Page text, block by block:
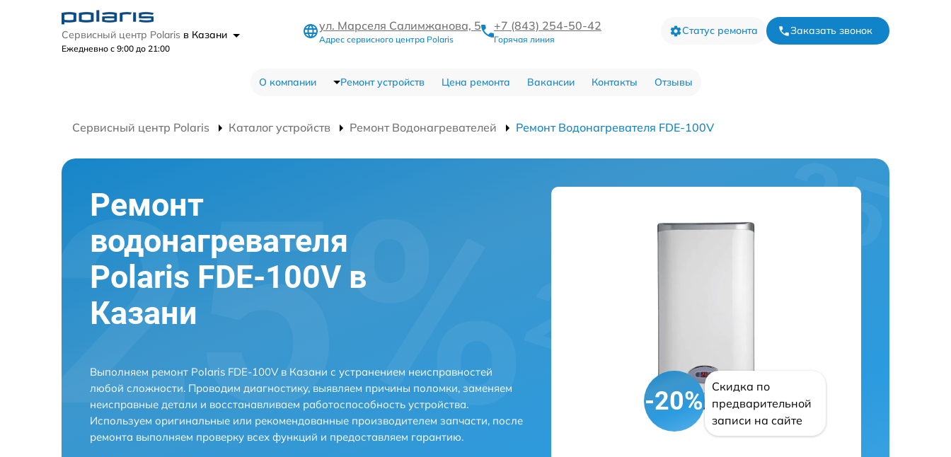
Сервисный центр Polaris в Казани
Ежедневно с 9:00 до 21:00
ул. Марселя Салимжанова, 5
Адрес сервисного центра Polaris
+7 (843) 254-50-42
Горячая линия
Статус ремонта Заказать звонок
О компании Ремонт устройств Цена ремонта Вакансии Контакты Отзывы
Сервисный центр Polaris Каталог устройств Ремонт Водонагревателей Ремонт Водонагревателя FDE-100V
Ремонт
водонагревателя
Polaris FDE-100V в
Казани
Выполняем ремонт Polaris FDE-100V в Казани с устранением неисправностей
любой сложности. Проводим диагностику, выявляем причины поломки, заменяем
неисправные детали и восстанавливаем работоспособность устройства.
Используем оригинальные или рекомендованные производителем запчасти, после
ремонта выполняем проверку всех функций и предоставляем гарантию.
-20%
Скидка по
предварительной
записи на сайте